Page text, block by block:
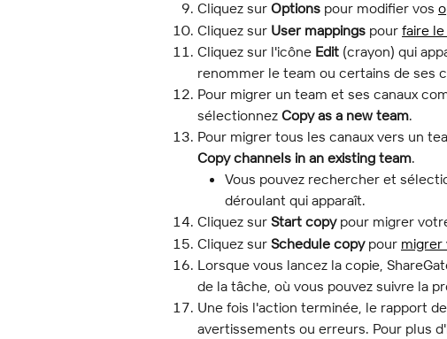
Cliquez sur Options pour modifier vos
Cliquez sur User mappings pour faire
Cliquez sur l'icône Edit (crayon) qui
renommer le team ou certains de ses
Pour migrer un team et ses canaux
sélectionnez Copy as a new team.
Pour migrer tous les canaux vers un
Copy channels in an existing team.
Vous pouvez rechercher et
déroulant qui apparaît.
Cliquez sur Start copy pour migrer
Cliquez sur Schedule copy pour migrer
Lorsque vous lancez la copie,
de la tâche, où vous pouvez suivre la
Une fois l'action terminée, le rapport
avertissements ou erreurs. Pour plus